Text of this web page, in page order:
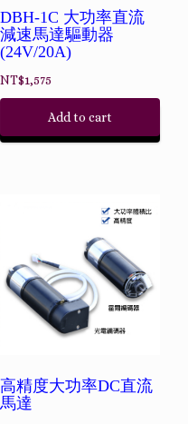
DBH-1C 大功率直流
減速馬達驅動器
(24V/20A)
NT$1,575
Add to cart
高精度大功率DC直流
馬達